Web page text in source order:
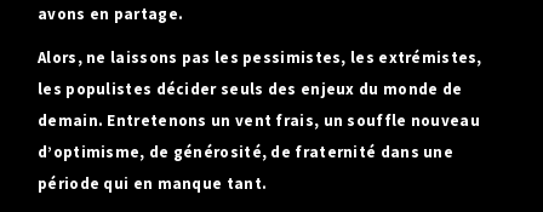
avons en partage.
Alors, ne laissons pas les pessimistes, les extrémistes,
les populistes décider seuls des enjeux du monde de
demain. Entretenons un vent frais, un souffle nouveau
d’optimisme, de générosité, de fraternité dans une
période qui en manque tant.